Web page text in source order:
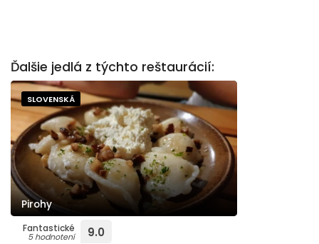
Ďalšie jedlá z týchto reštaurácií:
SLOVENSKÁ
Pirohy
Fantastické
5 hodnotení 9.0